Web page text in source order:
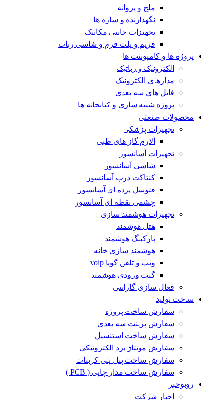
ملخ و پروانه
نگهدارنده و سازه ها
تجهیزات جانبی مکانیک
فریم و پلت فرم و شاسی ربات
پروژه ها و کامپوننت ها
الکترونیک و رباتیک
مدارهای الکترونیک
فایل های سه بعدی
پروژه شبیه سازی و کتابخانه ها
محصولات صنعتی
تجهیزات پزشکی
آلارم گاز های طبی
تجهیزات آسانسور
شاسی آسانسور
کنتاکت درب آسانسور
فتوسل پرده ای آسانسور
چشمی نقطه ای آسانسور
تجهیزات هوشمند سازی
هتل هوشمند
پارکینگ هوشمند
هوشمند سازی خانه
ویپ و تلفن گویا voip
گیت ورودی هوشمند
فعال سازی گارانتی
ساخت تولید
سفارش ساخت پروژه
سفارش پرینت سه بعدی
سفارش ساخت استنسیل
سفارش مونتاژ برد الکترونیکی
سفارش ساخت پنل پلی کربنات
سفارش ساخت مدار چاپی ( PCB )
روبوخبر
اخبار شرکت